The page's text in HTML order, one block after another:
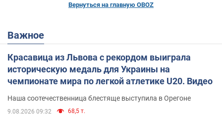
Вернуться на главную OBOZ
Важное
Красавица из Львова с рекордом выиграла
историческую медаль для Украины на
чемпионате мира по легкой атлетике U20. Видео
Наша соотечественница блестяще выступила в Орегоне
9.08.2026 09:32 68,5 т.